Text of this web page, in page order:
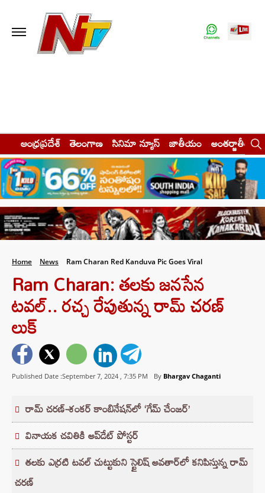
ఆంధ్రప్రదేశ్ తెలంగాణ సినిమా న్యూస్ జాతీయం అంతర్జాతీయం
Home News Ram Charan Red Kanduva Pic Goes Viral
Ram Charan: త‌ల‌కు జనసేన
ట‌వ‌ల్.. రచ్చ రేపుతున్న రామ్ చ‌ర‌ణ్‌
లుక్
Published Date :September 7, 2024 , 7:35 PM By Bhargav Chaganti
రామ్ చరణ్-శంకర్ కాంబినేషన్‌లో ‘గేమ్ చేంజర్’
వినాయ‌క చ‌వితికి అప్‌డేట్ పోస్ట‌ర్
త‌ల‌కు ఎర్ర‌టి ట‌వ‌ల్ చుట్టుకుని స్టైలిష్ అవ‌తార్‌లో క‌నిపిస్తున్న రామ్
చ‌ర‌ణ్‌